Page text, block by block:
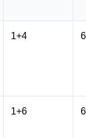
1+4
1+6